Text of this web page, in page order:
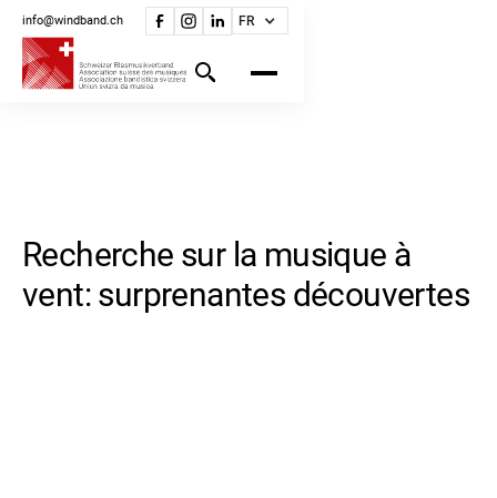
info@windband.ch FR
Recherche sur la musique à
vent: surprenantes découvertes